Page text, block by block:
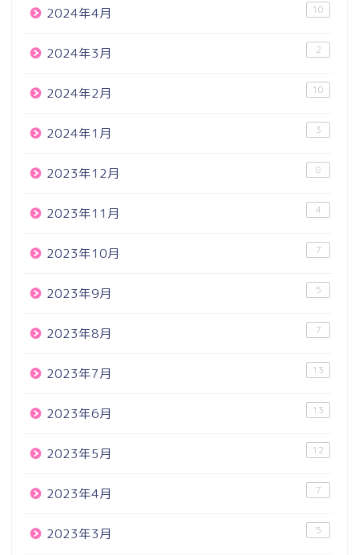
2024年4月 10
2024年3月 2
2024年2月 10
2024年1月 3
2023年12月 8
2023年11月 4
2023年10月 7
2023年9月 5
2023年8月 7
2023年7月 13
2023年6月 13
2023年5月 12
2023年4月 7
2023年3月 5